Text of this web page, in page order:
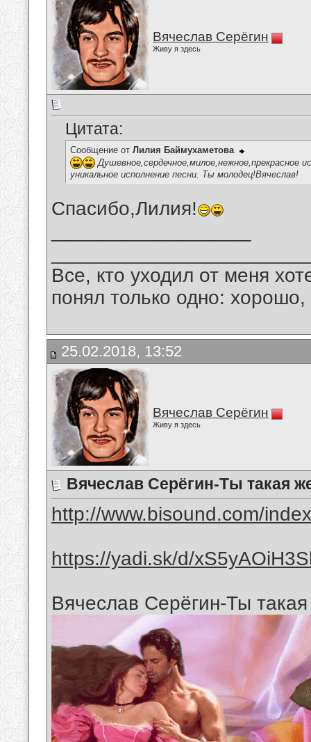
Вячеслав Серёгин
Живу я здесь
Цитата:
Сообщение от Лилия Баймухаметова
Душевное,сердечное,милое,нежное,прекрасное
уникальное исполнение песни. Ты молодец!Вячеслав!
Спасибо,Лилия!
Все, кто уходил от меня
понял только одно:
25.02.2018, 13:52
Вячеслав Серёгин
Живу я здесь
Вячеслав Серёгин-Ты такая
http://www.bisound.com/
https://yadi.sk/d/
Вячеслав Серёгин-Ты